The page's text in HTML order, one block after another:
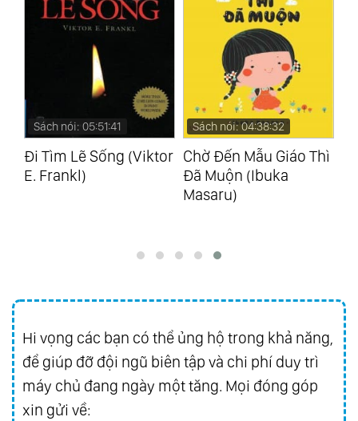
Sách nói: 04:38:32
Chờ Đến Mẫu Giáo Thì
Đã Muộn (Ibuka
Sách nói: 01:09:18
Bài Học Diệu Kỳ Từ
Chiếc Xe Rác (David J.
Pollay)
Hi vọng các bạn có thể ủng hộ trong khả năng,
để giúp đỡ đội ngũ biên tập và chi phí duy trì
máy chủ đang ngày một tăng. Mọi đóng góp
xin gửi về: